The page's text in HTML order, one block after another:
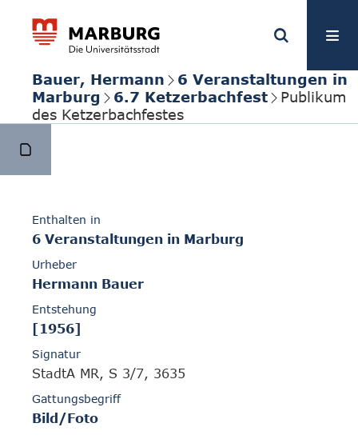
Bauer, Hermann
6 Veranstaltungen in
Marburg
6.7 Ketzerbachfest
Publikum
des Ketzerbachfestes
Enthalten in
6 Veranstaltungen in Marburg
Urheber
Hermann Bauer
Entstehung
[1956]
Signatur
StadtA MR, S 3/7, 3635
Gattungsbegriff
Bild/Foto